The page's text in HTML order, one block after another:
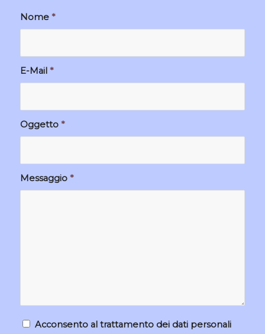
Nome *
E-Mail *
Oggetto *
Messaggio *
Acconsento al trattamento dei dati personali